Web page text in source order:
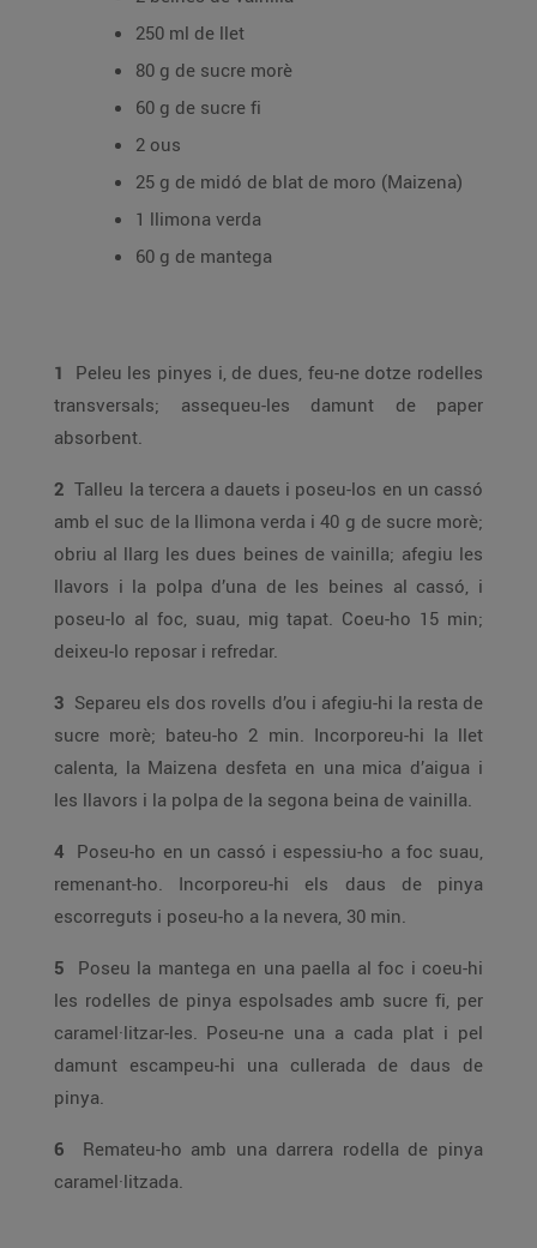
250 ml de llet
80 g de sucre morè
60 g de sucre fi
2 ous
25 g de midó de blat de moro (Maizena)
1 llimona verda
60 g de mantega
1
Peleu les pinyes i, de dues, feu-ne dotze rodelles
transversals; assequeu-les damunt de paper
absorbent.
2 Talleu la tercera a dauets i poseu-los en un cassó
amb el suc de la llimona verda i 40 g de sucre morè;
obriu al llarg les dues beines de vainilla; afegiu les
llavors i la polpa d’una de les beines al cassó, i
poseu-lo al foc, suau, mig tapat. Coeu-ho 15 min;
deixeu-lo reposar i refredar.
3 Separeu els dos rovells d’ou i afegiu-hi la resta de
sucre morè; bateu-ho 2 min. Incorporeu-hi la llet
calenta, la Maizena desfeta en una mica d’aigua i
les llavors i la polpa de la segona beina de vainilla.
4 Poseu-ho en un cassó i espessiu-ho a foc suau,
remenant-ho. Incorporeu-hi els daus de pinya
escorreguts i poseu-ho a la nevera, 30 min.
5
Poseu la mantega en una paella al foc i coeu-hi
les rodelles de pinya espolsades amb sucre fi, per
caramel·litzar-les. Poseu-ne una a cada plat i pel
damunt escampeu-hi una cullerada de daus de
pinya.
6
Remateu-ho amb una darrera rodella de pinya
caramel·litzada.